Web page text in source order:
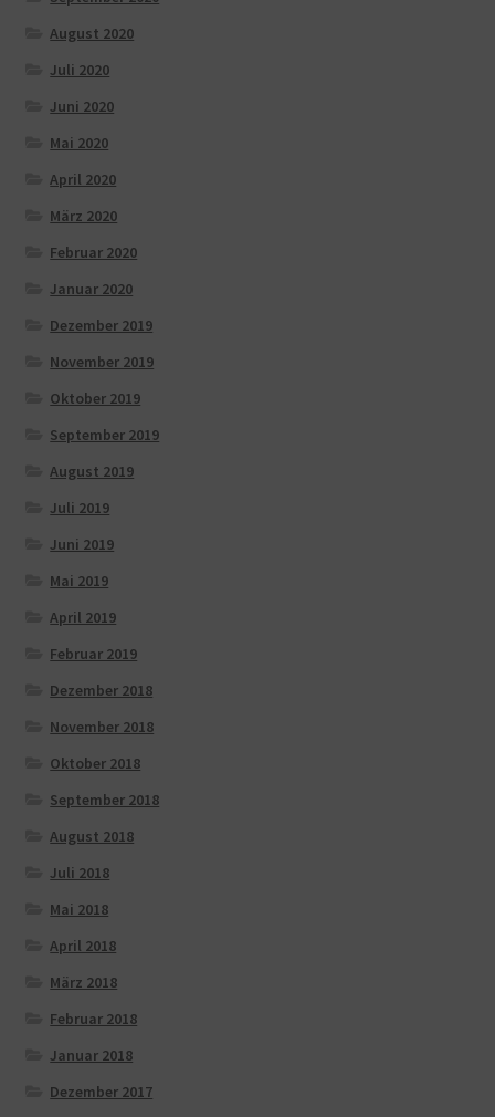
August 2020
Juli 2020
Juni 2020
Mai 2020
April 2020
März 2020
Februar 2020
Januar 2020
Dezember 2019
November 2019
Oktober 2019
September 2019
August 2019
Juli 2019
Juni 2019
Mai 2019
April 2019
Februar 2019
Dezember 2018
November 2018
Oktober 2018
September 2018
August 2018
Juli 2018
Mai 2018
April 2018
März 2018
Februar 2018
Januar 2018
Dezember 2017